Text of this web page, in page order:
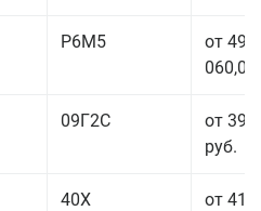
Р6М5
от 499
060,00
09Г2С
от 39
руб.
40Х
от 41